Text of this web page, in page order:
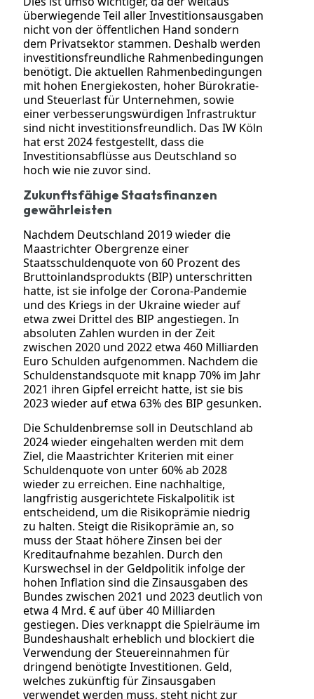
überwiegende Teil aller Investitionsausgaben
nicht von der öffentlichen Hand sondern
dem Privatsektor stammen. Deshalb werden
investitionsfreundliche Rahmenbedingungen
benötigt. Die aktuellen Rahmenbedingungen
mit hohen Energiekosten, hoher Bürokratie-
und Steuerlast für Unternehmen, sowie
einer verbesserungswürdigen Infrastruktur
sind nicht investitionsfreundlich. Das IW Köln
hat erst 2024 festgestellt, dass die
Investitionsabflüsse aus Deutschland so
hoch wie nie zuvor sind.
Zukunftsfähige Staatsfinanzen
gewährleisten
Nachdem Deutschland 2019 wieder die
Maastrichter Obergrenze einer
Staatsschuldenquote von 60 Prozent des
Bruttoinlandsprodukts (BIP) unterschritten
hatte, ist sie infolge der Corona-Pandemie
und des Kriegs in der Ukraine wieder auf
etwa zwei Drittel des BIP angestiegen. In
absoluten Zahlen wurden in der Zeit
zwischen 2020 und 2022 etwa 460 Milliarden
Euro Schulden aufgenommen. Nachdem die
Schuldenstandsquote mit knapp 70% im Jahr
2021 ihren Gipfel erreicht hatte, ist sie bis
2023 wieder auf etwa 63% des BIP gesunken.
Die Schuldenbremse soll in Deutschland ab
2024 wieder eingehalten werden mit dem
Ziel, die Maastrichter Kriterien mit einer
Schuldenquote von unter 60% ab 2028
wieder zu erreichen. Eine nachhaltige,
langfristig ausgerichtete Fiskalpolitik ist
entscheidend, um die Risikoprämie niedrig
zu halten. Steigt die Risikoprämie an, so
muss der Staat höhere Zinsen bei der
Kreditaufnahme bezahlen. Durch den
Kurswechsel in der Geldpolitik infolge der
hohen Inflation sind die Zinsausgaben des
Bundes zwischen 2021 und 2023 deutlich von
etwa 4 Mrd. € auf über 40 Milliarden
gestiegen. Dies verknappt die Spielräume im
Bundeshaushalt erheblich und blockiert die
Verwendung der Steuereinnahmen für
dringend benötigte Investitionen. Geld,
welches zukünftig für Zinsausgaben
verwendet werden muss, steht nicht zur